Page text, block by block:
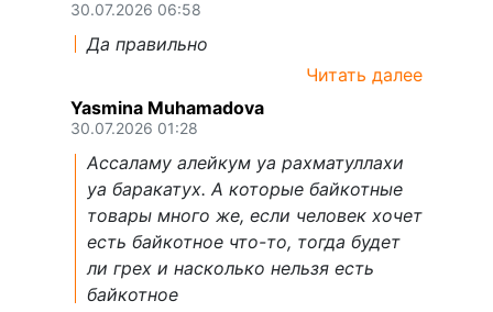
30.07.2026 06:58
Да правильно
Читать далее
Yasmina Muhamadova
30.07.2026 01:28
Ассаламу алейкум уа рахматуллахи
уа баракатух. А которые байкотные
товары много же, если человек хочет
есть байкотное что-то, тогда будет
ли грех и насколько нельзя есть
байкотное